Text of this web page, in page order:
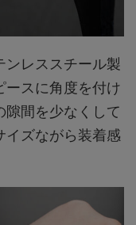
ンレススチール製
スに角度を付け
間を少なくして
イズながら装着感